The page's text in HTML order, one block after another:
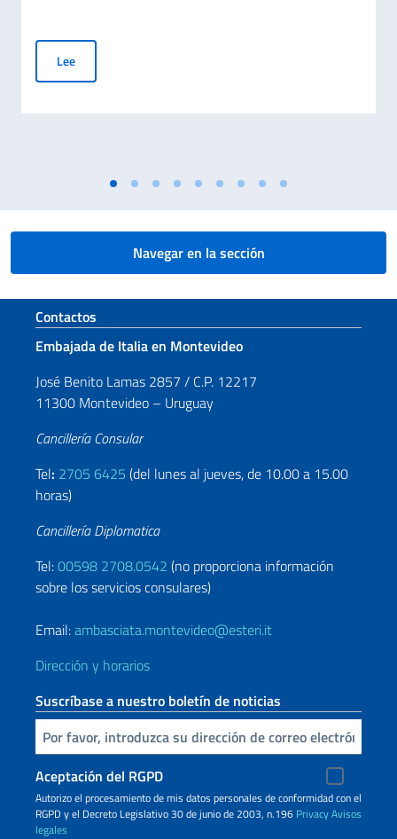
LeeMensaje del Excmo. Ministro con motivo del Día Nacional
Navegar en la sección
Sezione footer
Contactos
Embajada de Italia en Montevideo
José Benito Lamas 2857 / C.P. 12217
11300 Montevideo – Uruguay
Cancillería Consular
Tel: 2705 6425 (del lunes al jueves, de 10.00 a 15.00
horas)
Cancillería Diplomatica
Tel:00598 2708.0542 (no proporciona información
sobre los servicios consulares)
Email:ambasciata.montevideo@esteri.it
Dirección y horarios
Suscríbase a nuestro boletín de noticias
Inserta tu correo electronico
Aceptación del RGPD
Autorizo ​​el procesamiento de mis datos personales de conformidad con el
RGPD y el Decreto Legislativo 30 de junio de 2003, n.196 PrivacyAvisos
legales